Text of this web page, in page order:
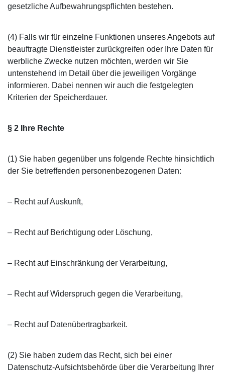
gesetzliche Aufbewahrungspflichten bestehen.
(4) Falls wir für einzelne Funktionen unseres Angebots auf
beauftragte Dienstleister zurückgreifen oder Ihre Daten für
werbliche Zwecke nutzen möchten, werden wir Sie
untenstehend im Detail über die jeweiligen Vorgänge
informieren. Dabei nennen wir auch die festgelegten
Kriterien der Speicherdauer.
§ 2 Ihre Rechte
(1) Sie haben gegenüber uns folgende Rechte hinsichtlich
der Sie betreffenden personenbezogenen Daten:
– Recht auf Auskunft,
– Recht auf Berichtigung oder Löschung,
– Recht auf Einschränkung der Verarbeitung,
– Recht auf Widerspruch gegen die Verarbeitung,
– Recht auf Datenübertragbarkeit.
(2) Sie haben zudem das Recht, sich bei einer
Datenschutz-Aufsichtsbehörde über die Verarbeitung Ihrer